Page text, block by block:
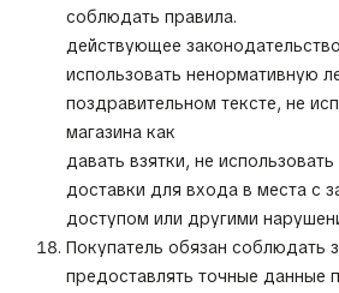
соблюдать правила.
действующее
использовать ненормативную
поздравительном тексте, не
магазина как
давать взятки, не
доставки для входа в места с
доступом или другими
Покупатель обязан соблюдать
предоставлять точные данные